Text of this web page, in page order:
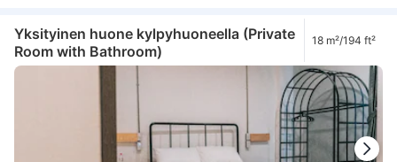
Yksityinen huone kylpyhuoneella (Private
Room with Bathroom)
18 m²/194 ft²